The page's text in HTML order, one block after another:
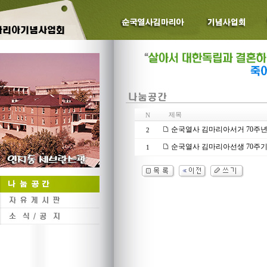
N 제목
2 순국열사 김마리아서거 70주
1 순국열사 김마리아선생 70주